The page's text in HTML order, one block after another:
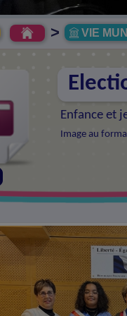
> VIE
Enfance et
Image au